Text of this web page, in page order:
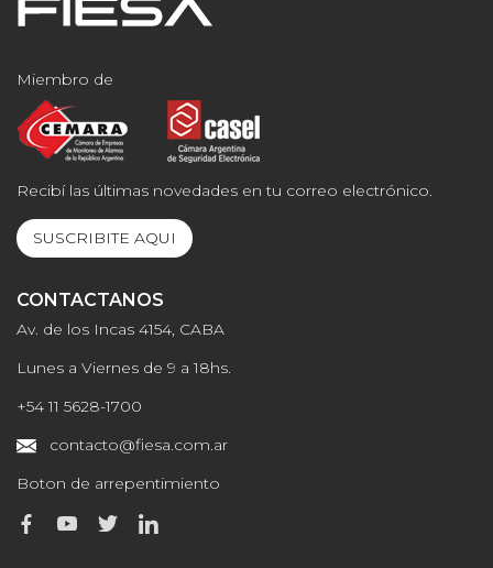
Miembro de
Recibí las últimas novedades en tu correo electrónico.
SUSCRIBITE AQUI
CONTACTANOS
Av. de los Incas 4154, CABA
Lunes a Viernes de 9 a 18hs.
+54 11 5628-1700
contacto@fiesa.com.ar
Boton de arrepentimiento